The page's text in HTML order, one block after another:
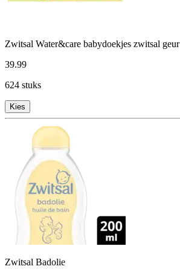
Zwitsal Water&care babydoekjes zwitsal geur
39.99
624 stuks
Kies
Zwitsal Badolie